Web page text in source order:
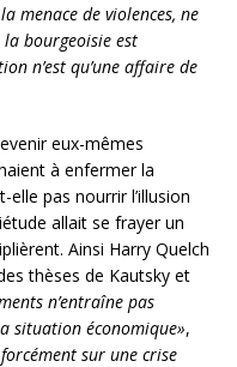
menace de violences, ne
la bourgeoisie est
n’est qu’une affaire de
eux-mêmes
à enfermer la
elle pas nourrir l’illusion
allait se frayer un
Ainsi Harry Quelch
thèses de Kautsky et
n’entraîne pas
situation économique»,
sur une crise